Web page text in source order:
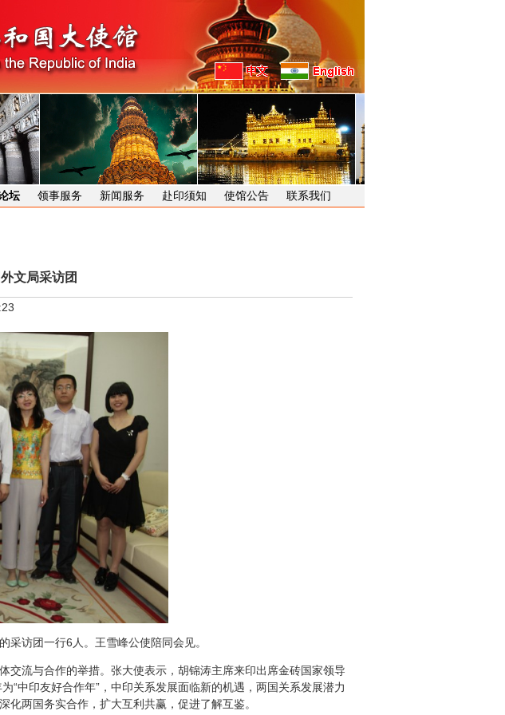
坛 领事服务 新闻服务 赴印须知 使馆公告 联系我们
文局采访团
访团一行6人。王雪峰公使陪同会见。
流与合作的举措。张大使表示，胡锦涛主席来印出席金砖国家领导
“中印友好合作年”，中印关系发展面临新的机遇，两国关系发展潜力
两国务实合作，扩大互利共赢，促进了解互鉴。